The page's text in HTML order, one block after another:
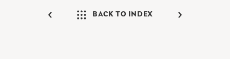
BACK TO INDEX